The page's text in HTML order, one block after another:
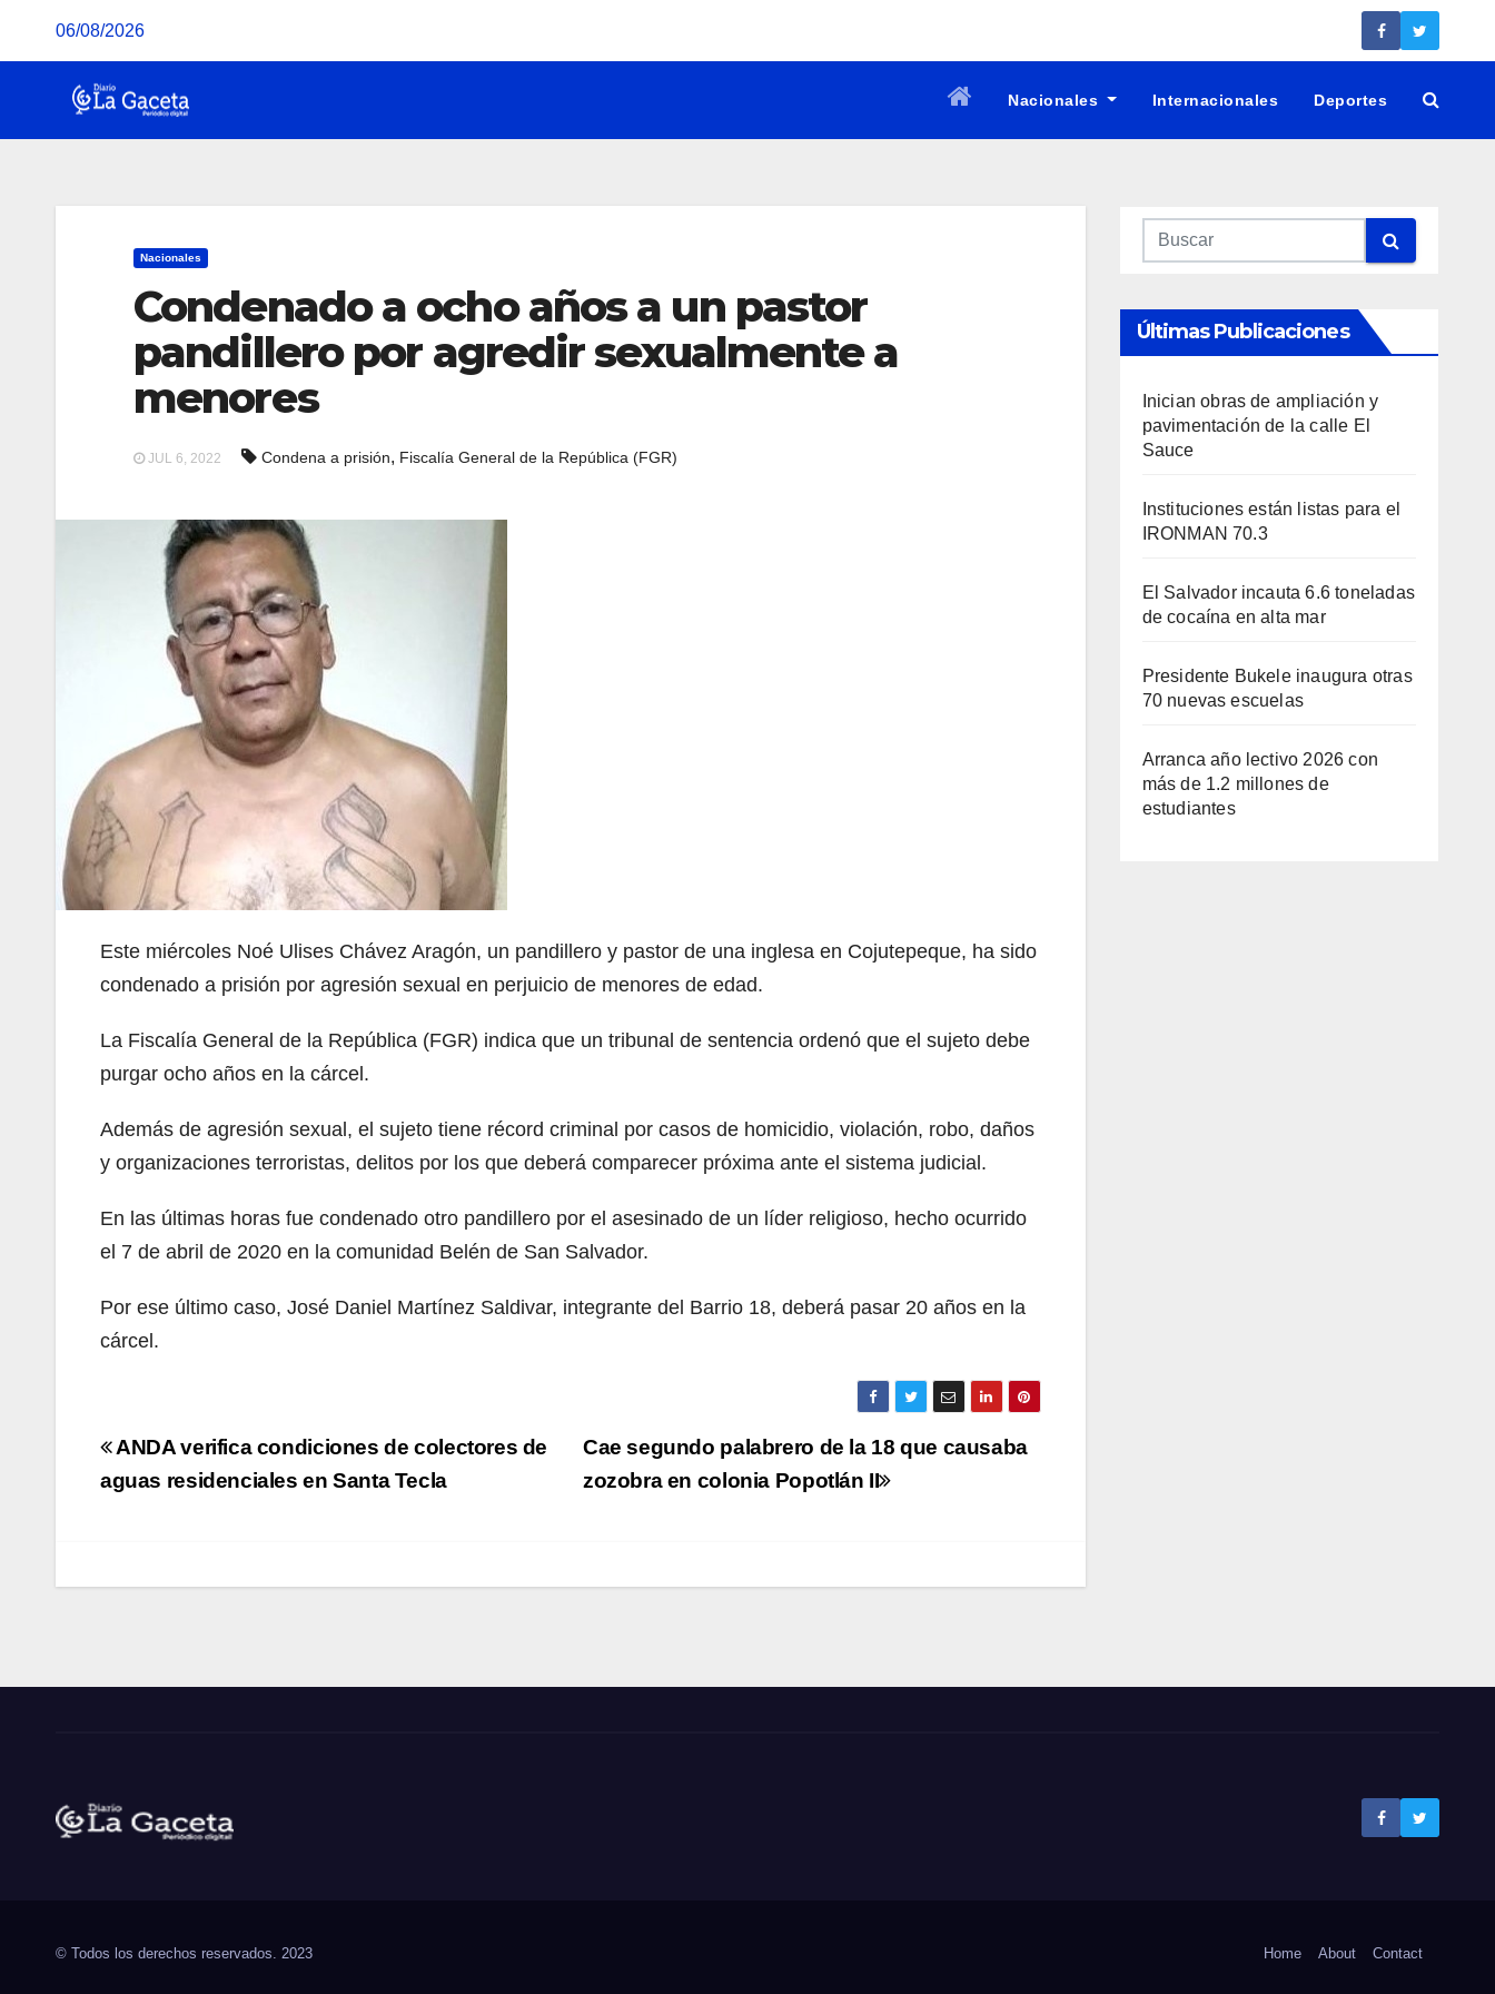
06/08/2026
Nacionales Internacionales Deportes
Nacionales
Condenado a ocho años a un pastor
pandillero por agredir sexualmente a
menores
JUL 6, 2022 Condena a prisión, Fiscalía General de la República (FGR)
Este miércoles Noé Ulises Chávez Aragón, un pandillero y pastor de una inglesa en Cojutepeque, ha sido
condenado a prisión por agresión sexual en perjuicio de menores de edad.
La Fiscalía General de la República (FGR) indica que un tribunal de sentencia ordenó que el sujeto debe
purgar ocho años en la cárcel.
Además de agresión sexual, el sujeto tiene récord criminal por casos de homicidio, violación, robo, daños
y organizaciones terroristas, delitos por los que deberá comparecer próxima ante el sistema judicial.
En las últimas horas fue condenado otro pandillero por el asesinado de un líder religioso, hecho ocurrido
el 7 de abril de 2020 en la comunidad Belén de San Salvador.
Por ese último caso, José Daniel Martínez Saldivar, integrante del Barrio 18, deberá pasar 20 años en la
cárcel.
Navegación
de
Cae segundo palabrero de la 18 que causaba
zozobra en colonia Popotlán II
ANDA verifica condiciones de colectores de
aguas residenciales en Santa Tecla
Últimas Publicaciones
Inician obras de ampliación y
pavimentación de la calle El
Sauce
Instituciones están listas para el
IRONMAN 70.3
El Salvador incauta 6.6 toneladas
de cocaína en alta mar
Presidente Bukele inaugura otras
70 nuevas escuelas
Arranca año lectivo 2026 con
más de 1.2 millones de
estudiantes
© Todos los derechos reservados. 2023 Home About Contact